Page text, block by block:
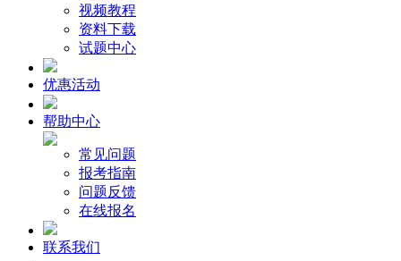
视频教程
资料下载
试题中心
优惠活动
帮助中心
常见问题
报考指南
问题反馈
在线报名
联系我们